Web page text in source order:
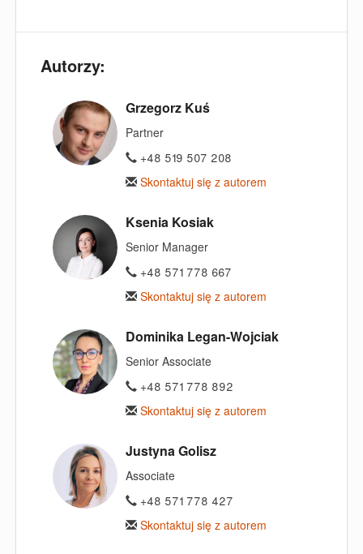
Autorzy:
Grzegorz Kuś
Partner
+48 519 507 208
Skontaktuj się z autorem
Ksenia Kosiak
Senior Manager
+48 571 778 667
Skontaktuj się z autorem
Dominika Legan-Wojciak
Senior Associate
+48 571 778 892
Skontaktuj się z autorem
Justyna Golisz
Associate
+48 571 778 427
Skontaktuj się z autorem